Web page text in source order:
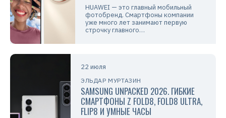
HUAWEI — это главный мобильный
фотобренд. Смартфоны компании
уже много лет занимают первую
строчку главного…
22 июля
ЭЛЬДАР МУРТАЗИН
SAMSUNG UNPACKED 2026. ГИБКИЕ
СМАРТФОНЫ Z FOLD8, FOLD8 ULTRA,
FLIP8 И УМНЫЕ ЧАСЫ